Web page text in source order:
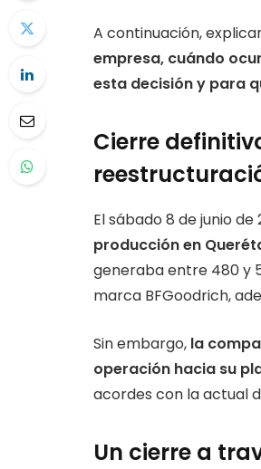
A continuación,
empresa, cuándo
esta decisión y para
Cierre
El sábado 8 de junio
producción en
generaba entre 480 y
marca BFGoodrich,
Sin embargo, la
operación hacia su
acordes con la actual
Un cierre a